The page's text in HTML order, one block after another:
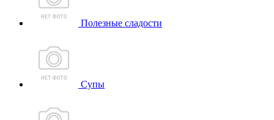
Полезные сладости
Супы